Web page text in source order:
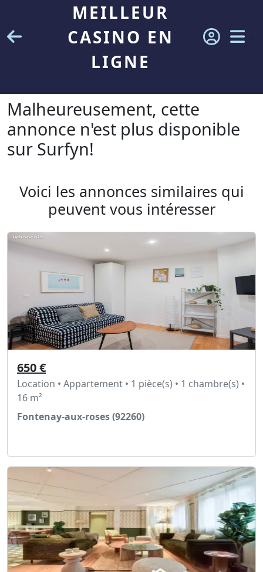
MEILLEUR
CASINO EN
LIGNE
Malheureusement, cette
annonce n'est plus disponible
sur Surfyn!
Voici les annonces similaires qui
peuvent vous intéresser
650 €
Location • Appartement • 1 pièce(s) • 1 chambre(s) •
16 m²
Fontenay-aux-roses (92260)